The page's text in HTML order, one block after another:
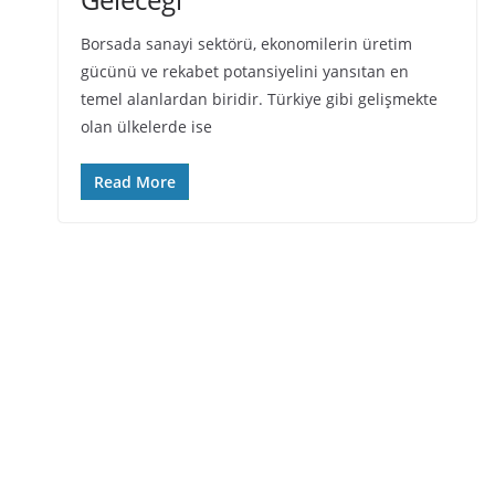
Borsada sanayi sektörü, ekonomilerin üretim
gücünü ve rekabet potansiyelini yansıtan en
temel alanlardan biridir. Türkiye gibi gelişmekte
olan ülkelerde ise
Read More